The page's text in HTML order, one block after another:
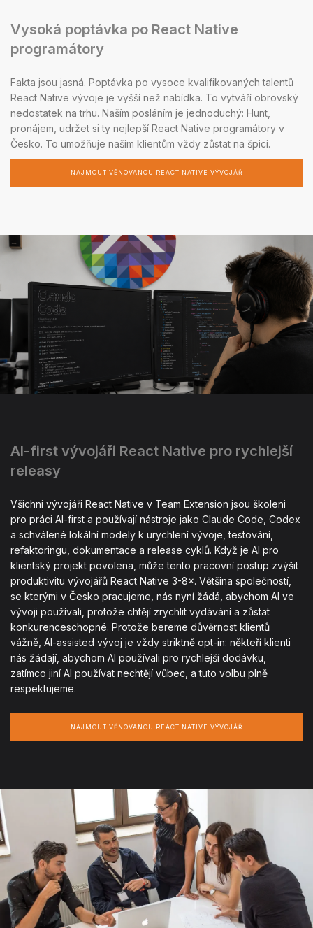
Vysoká poptávka po React Native
programátory
Fakta jsou jasná. Poptávka po vysoce kvalifikovaných talentů
React Native vývoje je vyšší než nabídka. To vytváří obrovský
nedostatek na trhu. Naším posláním je jednoduchý: Hunt,
pronájem, udržet si ty nejlepší React Native programátory v
Česko. To umožňuje našim klientům vždy zůstat na špici.
NAJMOUT VĚNOVANOU REACT NATIVE VÝVOJÁŘ
AI-first vývojáři React Native pro rychlejší
releasy
Všichni vývojáři React Native v Team Extension jsou školeni
pro práci AI-first a používají nástroje jako Claude Code, Codex
a schválené lokální modely k urychlení vývoje, testování,
refaktoringu, dokumentace a release cyklů. Když je AI pro
klientský projekt povolena, může tento pracovní postup zvýšit
produktivitu vývojářů React Native 3-8×. Většina společností,
se kterými v Česko pracujeme, nás nyní žádá, abychom AI ve
vývoji používali, protože chtějí zrychlit vydávání a zůstat
konkurenceschopné. Protože bereme důvěrnost klientů
vážně, AI-assisted vývoj je vždy striktně opt-in: někteří klienti
nás žádají, abychom AI používali pro rychlejší dodávku,
zatímco jiní AI používat nechtějí vůbec, a tuto volbu plně
respektujeme.
NAJMOUT VĚNOVANOU REACT NATIVE VÝVOJÁŘ